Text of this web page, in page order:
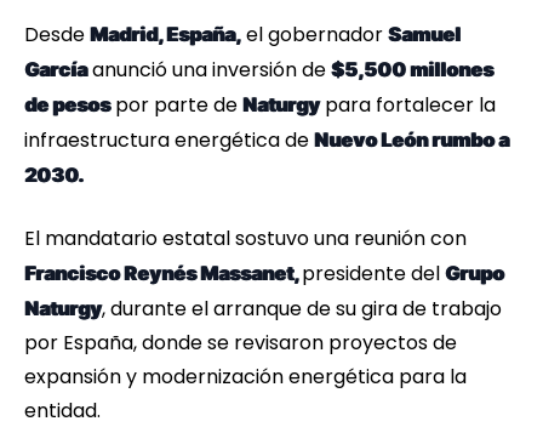
Desde Madrid, España, el gobernador Samuel
Garcíaanunció una inversión de $5,500 millones
de pesospor parte de Naturgypara fortalecer la
infraestructura energética de Nuevo León rumbo a
2030.
El mandatario estatal sostuvo una reunión con
Francisco Reynés Massanet,presidente del Grupo
Naturgy, durante el arranque de su gira de trabajo
por España, donde se revisaron proyectos de
expansión y modernización energética para la
entidad.